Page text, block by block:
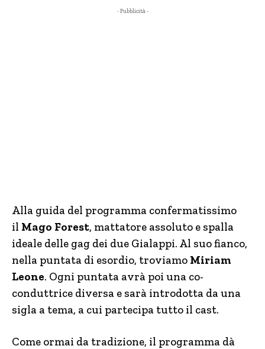
- Pubblicità -
Alla guida del programma confermatissimo
il Mago Forest, mattatore assoluto e spalla
ideale delle gag dei due Gialappi. Al suo fianco,
nella puntata di esordio, troviamo Miriam
Leone. Ogni puntata avrà poi una co-
conduttrice diversa e sarà introdotta da una
sigla a tema, a cui partecipa tutto il cast.
Come ormai da tradizione, il programma dà